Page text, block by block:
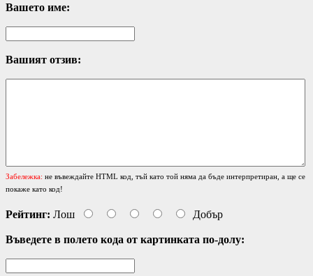
Вашето име:
Вашият отзив:
Забележка: не въвеждайте HTML код, тъй като той няма да бъде интерпретиран, а ще се
покаже като код!
Рейтинг: Лош Добър
Въведете в полето кода от картинката по-долу: